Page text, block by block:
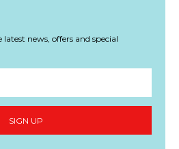
news, offers and special
SIGN UP